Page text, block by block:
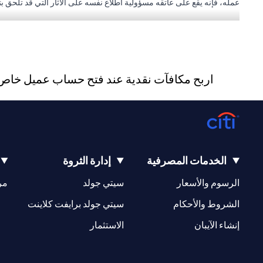
عمله، فإنه يقع على عاتقه مسؤولية اطلاع نفسه على الآثار التي قد تلحق
المتعلقة بالمنتج و/أو الخدمة المذكورة في هذا البيان والتي تحتاج إلى
اربح مكافآت نقدية عند فتح حساب عميل خاص
الخدمات المصرفية
الرسوم والأسعار
الشروط والأحكام
إنشاء الآيبان
إدارة الثروة
سيتي جولد
سيتي جولد برايفت كلاينت
الاستثمار